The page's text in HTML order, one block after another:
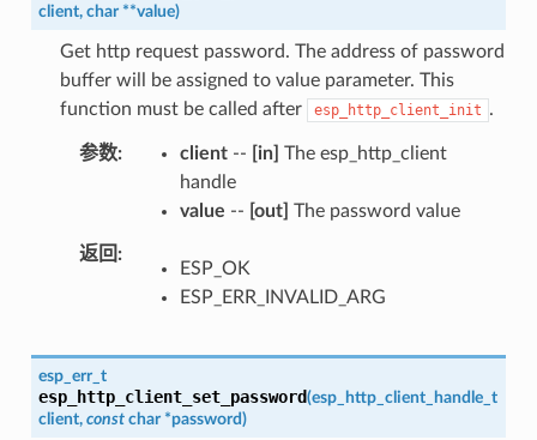
client, char **value)
Get http request password. The address of password
buffer will be assigned to value parameter. This
function must be called after
esp_http_client_init .
参数 client-- [in] The esp_http_client
handle
value -- [out] The password value
返回
ESP_OK
ESP_ERR_INVALID_ARG
esp_err_t
esp_http_client_set_password(esp_http_client_handle_t
client, const char *password)